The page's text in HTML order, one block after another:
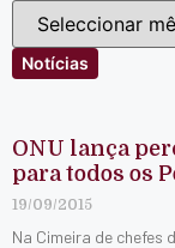
Notícias
ONU lança
para todos os
19/09/2015
Na Cimeira de chefes